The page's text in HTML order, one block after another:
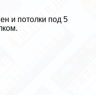
и потолки под 5